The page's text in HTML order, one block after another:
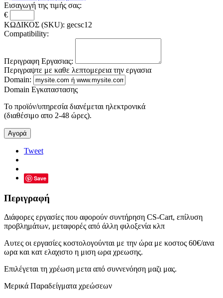
Εισαγωγή της τιμής σας:
€
ΚΩΔΙΚΟΣ (SKU): gecsc12
Compatibility:
Περιγραφη Εργασιας:
Περιγραψτε με καθε λεπτομερεια την εργασια
Domain:
Domain Εγκαταστασης
Το προϊόν/υπηρεσία διανέμεται ηλεκτρονικά
(διαθέσιμο απο 2-48 ώρες).
Αγορά
Tweet
Save
Περιγραφή
Διάφορες εργασίες που αφορούν συντήρηση CS-Cart, επίλυση
προβλημάτων, μεταφορές από άλλη φιλοξενία κλπ
Αυτες οι εργασίες κοστολογούνται με την ώρα με κοστος 60€/ανα
ωρα και κατ ελαχιστο η μιση ωρα χρεωσης.
Επιλέγεται τη χρέωση μετα από συννενόηση μαζι μας.
Μερικά Παραδείγματα χρεώσεων